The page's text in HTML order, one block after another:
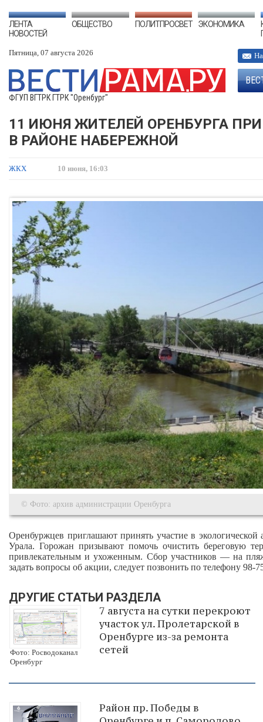
ЛЕНТА
НОВОСТЕЙ
ОБЩЕСТВО ПОЛИТПРОСВЕТ ЭКОНОМИКА
Пятница, 07 августа 2026
ФГУП ВГТРК ГТРК "Оренбург"
11 ИЮНЯ ЖИТЕЛЕЙ ОРЕНБУРГА
В РАЙОНЕ НАБЕРЕЖНОЙ
ЖКХ 10 июня, 16:03
© Фото: архив администрации Оренбурга
Оренбуржцев приглашают принять участие в
Урала. Горожан призывают помочь очистить береговую
привлекательным и ухоженным. Сбор участников — на
задать вопросы об акции, следует позвонить по телефону
ДРУГИЕ СТАТЬИ РАЗДЕЛА
Фото: Росводоканал
Оренбург
7 августа на сутки перекроют
участок ул. Пролетарской в
Оренбурге из-за ремонта
сетей
Район пр. Победы в